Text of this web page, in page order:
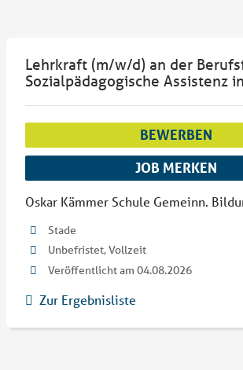
Lehrkraft (m/w/d) an der
Sozialpädagogische Assistenz
BEWERBEN
JOB MERKEN
Oskar Kämmer Schule Gemeinn.
Stade
Unbefristet, Vollzeit
Veröffentlicht am 04.08.2026
Zur Ergebnisliste